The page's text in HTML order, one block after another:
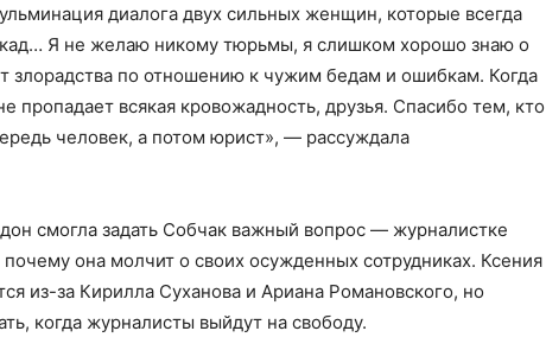
диалога двух сильных женщин, которые всегда
Я не желаю никому тюрьмы, я слишком хорошо знаю о
злорадства по отношению к чужим бедам и ошибкам. Когда
пропадает всякая кровожадность, друзья. Спасибо тем, кто
человек, а потом юрист», — рассуждала
смогла задать Собчак важный вопрос — журналистке
она молчит о своих осужденных сотрудниках. Ксения
из-за Кирилла Суханова и Ариана Романовского, но
когда журналисты выйдут на свободу.